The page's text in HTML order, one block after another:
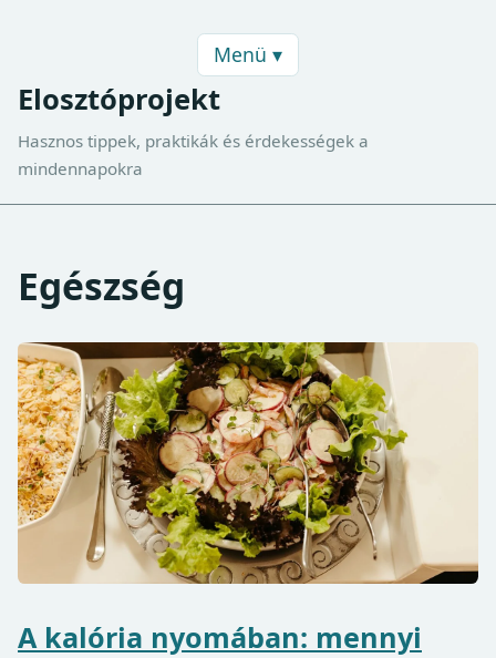
Menü ▾
Elosztóprojekt
Hasznos tippek, praktikák és érdekességek a
mindennapokra
Egészség
A kalória nyomában: mennyi